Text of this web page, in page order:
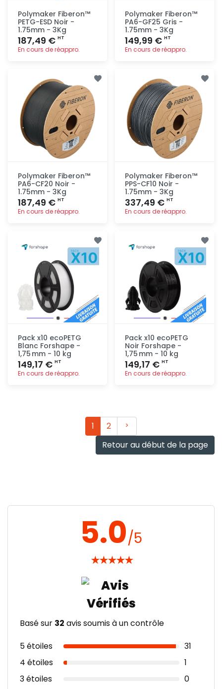
Polymaker Fiberon™
PETG-ESD Noir -
1.75mm - 3Kg
187,49 € HT
En cours de réappro.
rapide
Polymaker Fiberon™
PA6-GF25 Gris -
1.75mm - 3Kg
149,99 € HT
En cours de réappro.
rapide
Polymaker Fiberon™
PA6-CF20 Noir -
1.75mm - 3Kg
187,49 € HT
En cours de réappro.
Polymaker Fiberon™
PPS-CF10 Noir -
1.75mm - 3Kg
337,49 € HT
En cours de réappro.
Pack x10 ecoPETG
Blanc Forshape -
1,75 mm - 10 kg
149,17 € HT
En cours de réappro.
Pack x10 ecoPETG
Noir Forshape -
1,75 mm - 10 kg
149,17 € HT
En cours de réappro.
1 2
Suivant
Retour au début de la page
5.0/5
★★★★★
Basé sur 32 avis soumis à un contrôle
5 étoiles
31
4 étoiles
1
3 étoiles
0